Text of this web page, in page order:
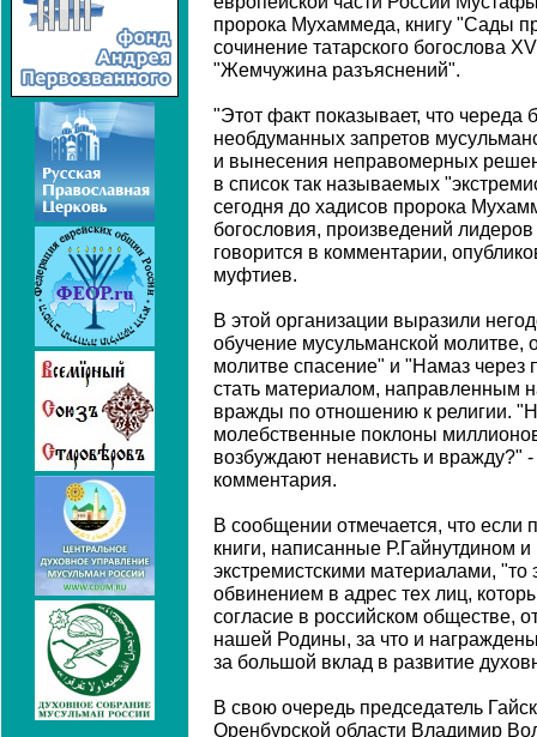
пророка Мухаммеда, книгу "Сады
сочинение татарского богослова
"Жемчужина разъяснений".
"Этот факт показывает, что череда
необдуманных запретов
и вынесения неправомерных
в список так называемых
сегодня до хадисов пророка
богословия, произведений
говорится в комментарии,
муфтиев.
В этой организации выразили
обучение мусульманской молитве,
молитве спасение" и "Намаз
стать материалом, направленным
вражды по отношению к религии.
молебственные поклоны
возбуждают ненависть и вражду?"
комментария.
В сообщении отмечается, что если
книги, написанные Р.Гайнутдином
экстремистскими материалами,
обвинением в адрес тех лиц,
согласие в российском обществе,
нашей Родины, за что и
за большой вклад в развитие
В свою очередь председатель
Оренбурской области Владимир